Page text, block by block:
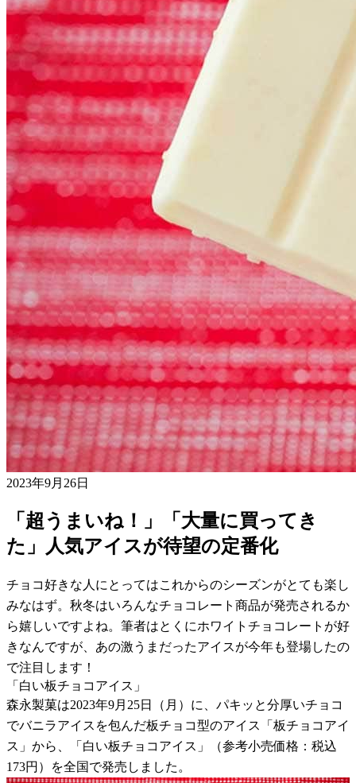
2023年9月26日
「超うまいね！」「大量に買ってき
た」人気アイスが待望の定番化
チョコ好きな人にとってはこれからのシーズンがとても楽し
みなはず。秋冬はいろんなチョコレート商品が発売されるか
ら嬉しいですよね。筆者はとくにホワイトチョコレートが好
きなんですが、あの激うまだったアイスが今年も登場したの
で注目します！
「白い板チョコアイス」
森永製菓は2023年9月25日（月）に、パキッと分厚いチョコ
でバニラアイスを包んだ板チョコ型のアイス「板チョコアイ
ス」から、「白い板チョコアイス」（参考小売価格：税込
173円）を全国で発売しました。